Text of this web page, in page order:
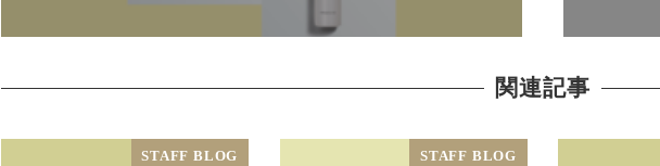
関連記事
STAFF BLOG STAFF BLOG